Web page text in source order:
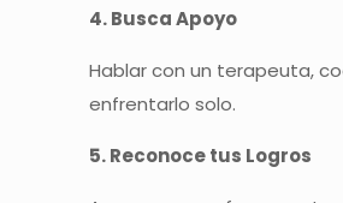
4. Busca Apoyo
Hablar con un terapeuta,
enfrentarlo solo.
5. Reconoce tus Logros